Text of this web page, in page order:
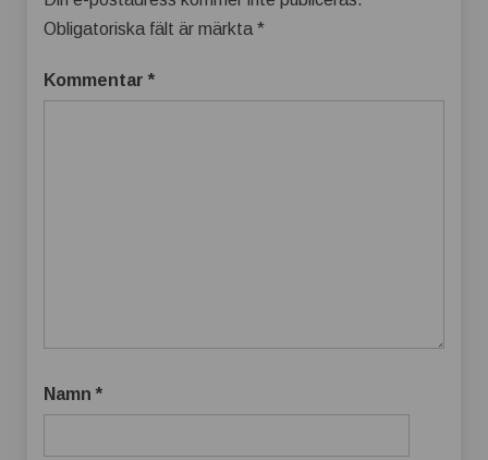
Obligatoriska fält är märkta *
Kommentar *
Namn *